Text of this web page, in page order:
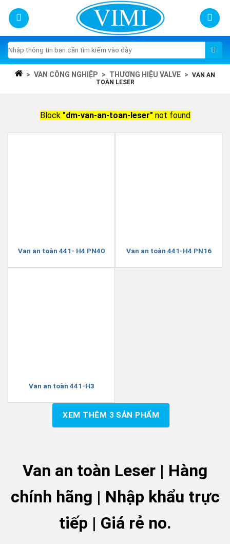
content
Tìm
kiếm:
> VAN CÔNG NGHIỆP > THƯƠNG HIỆU VALVE > VAN AN
TOÀN LESER
Block "dm-van-an-toan-leser" not found
Van an toàn 441- H4 PN40 Van an toàn 441-H4 PN16
Van an toàn 441-H3
XEM THÊM 3SẢN PHẨM
Van an toàn Leser | Hàng
chính hãng | Nhập khẩu trực
tiếp | Giá rẻ no.